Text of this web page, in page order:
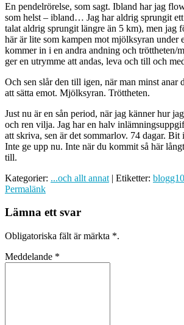
En pendelrörelse, som sagt. Ibland har jag
som helst – ibland… Jag har aldrig sprungit
talat aldrig sprungit längre än 5 km), men jag
här är lite som kampen mot mjölksyran under
kommer in i en andra andning och tröttheten/
ger en utrymme att andas, leva och till och
Och sen slår den till igen, när man minst anar
att sätta emot. Mjölksyran. Tröttheten.
Just nu är en sån period, när jag känner hur
och ren vilja. Jag har en halv
att skriva, sen är det sommarlov. 74 dagar.
Inte ge upp nu. Inte när du kommit så här
till.
Kategorier: ...och allt annat | Etiketter:
Permalänk
Lämna ett svar
Obligatoriska fält är märkta *.
Meddelande *